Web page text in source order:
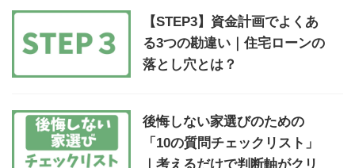
【STEP3】資金計画でよくあ
る3つの勘違い｜住宅ローンの
落とし穴とは？
後悔しない家選びのための
「10の質問チェックリスト」
｜考えるだけで判断軸がクリ